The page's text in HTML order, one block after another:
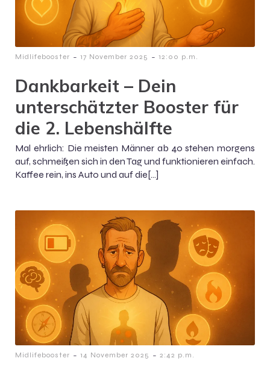
Midlifebooster - 17 November 2025 - 12:00 p.m.
Dankbarkeit – Dein
unterschätzter Booster für
die 2. Lebenshälfte
Mal ehrlich: Die meisten Männer ab 40 stehen morgens
auf, schmeißen sich in den Tag und funktionieren einfach.
Kaffee rein, ins Auto und auf die[…]
Midlifebooster - 14 November 2025 - 2:42 p.m.